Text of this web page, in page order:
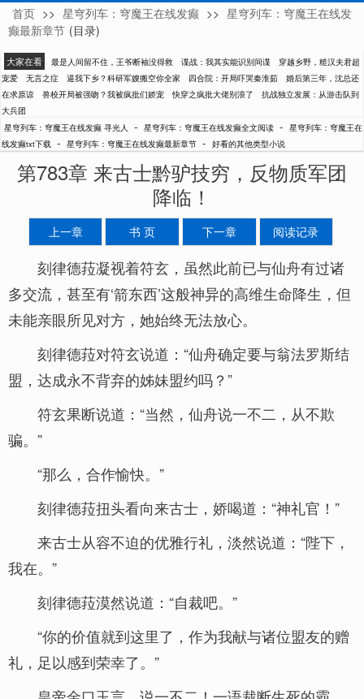
寻光人
首页 >> 星穹列车：穹魔王在线发癫 >> 星穹列车：穹魔王在线发
癫最新章节 (目录)
大家在看 最是人间留不住，王爷断袖没得救 谍战：我其实能识别间谍
穿越乡野，糙汉夫君超
宠爱
无言之症 逼我下乡？科研军嫂搬空你全家 四合院：开局吓哭秦淮茹
婚后第三年，沈总还
在求原谅
兽校开局被强吻？我被疯批们娇宠 快穿之疯批大佬别浪了
抗战独立发展：从游击队到
大兵团
星穹列车：穹魔王在线发癫 寻光人
- 星穹列车：穹魔王在线发癫全文阅读 - 星穹列车：穹魔王在
线发癫txt下载 - 星穹列车：穹魔王在线发癫最新章节 - 好看的其他类型小说
第783章 来古士黔驴技穷，反物质军团
降临！
上一章 书 页 下一章 阅读记录
刻律德菈凝视着符玄，虽然此前已与仙舟有过诸
多交流，甚至有‘箭东西’这般神异的高维生命降生，但
未能亲眼所见对方，她始终无法放心。
刻律德菈对符玄说道：“仙舟确定要与翁法罗斯结
盟，达成永不背弃的姊妹盟约吗？”
符玄果断说道：“当然，仙舟说一不二，从不欺
骗。”
“那么，合作愉快。”
刻律德菈扭头看向来古士，娇喝道：“神礼官！”
来古士从容不迫的优雅行礼，淡然说道：“陛下，
我在。”
刻律德菈漠然说道：“自裁吧。”
“你的价值就到这里了，作为我献与诸位盟友的赠
礼，足以感到荣幸了。”